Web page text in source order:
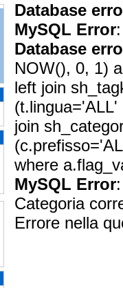
Database
MySQL Error
Database
NOW(), 0, 1)
left join
join
where
MySQL Error
Categoria
Errore nella